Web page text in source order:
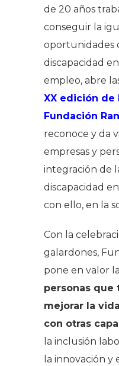
de 20 años
conseguir la
oportunidades
discapacidad
empleo, abre
XX edición de
Fundación
reconoce y da
empresas y
integración de
discapacidad
con ello, en la
Con la
galardones,
pone en valor
personas que
mejorar la
con otras
la inclusión
la innovación y